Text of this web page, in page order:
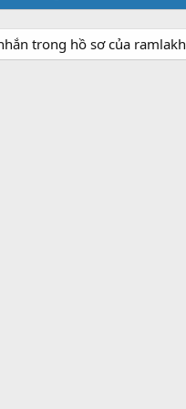
trong hồ sơ của